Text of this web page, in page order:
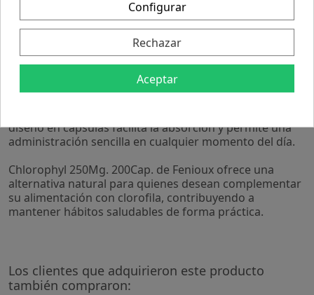
- Formulado para integrarse fácilmente en diferentes
estilos de vida, sin ingredientes artificiales añadidos.
- Su formato en cápsulas asegura una dosificación
precisa y cómoda para el usuario.
El producto está elaborado con ingredientes
diseño en cápsulas facilita la absorción y permite una
administración sencilla en cualquier momento del día.
Chlorophyl 250Mg. 200Cap. de Fenioux ofrece una
alternativa natural para quienes desean complementar
su alimentación con clorofila, contribuyendo a
mantener hábitos saludables de forma práctica.
Los clientes que adquirieron este producto
también compraron:
Configurar
Rechazar
Aceptar